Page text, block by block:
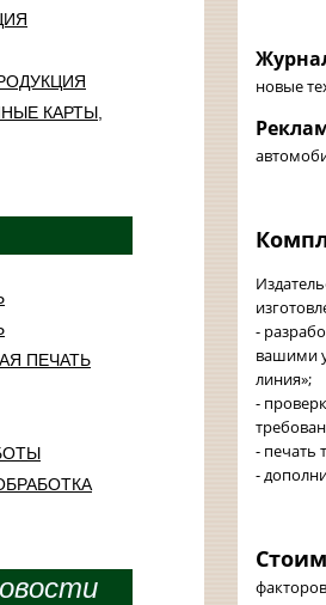
КАРТЫ,
ПЕЧАТЬ
новые
-
вашими
линия»;
-
- печать
-